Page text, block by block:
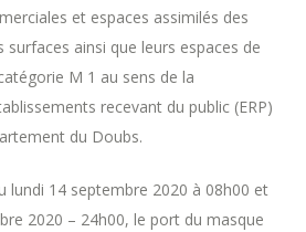
et espaces assimilés des
surfaces ainsi que leurs espaces de
M 1 au sens de la
recevant du public (ERP)
du Doubs.
lundi 14 septembre 2020 à 08h00 et
2020 – 24h00, le port du masque